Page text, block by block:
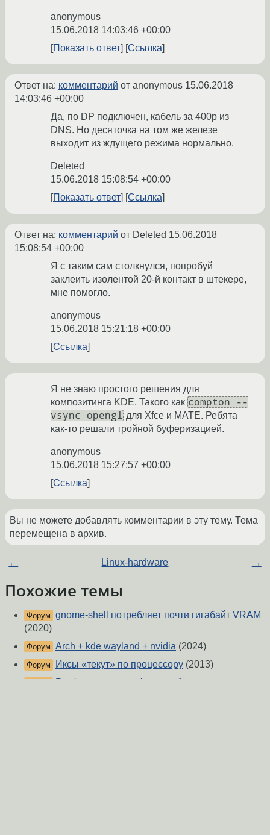
anonymous
15.06.2018 14:03:46 +00:00
Показать ответ
Ссылка
Ответ на: комментарий от anonymous 15.06.2018
14:03:46 +00:00
Да, по DP подключен, кабель за 400р из
DNS. Но десяточка на том же железе
выходит из ждущего режима нормально.
Deleted
15.06.2018 15:08:54 +00:00
Показать ответ
Ссылка
Ответ на: комментарий от Deleted 15.06.2018
15:08:54 +00:00
Я с таким сам столкнулся, попробуй
заклеить изолентой 20-й контакт в штекере,
мне помогло.
anonymous
15.06.2018 15:21:18 +00:00
Ссылка
Я не знаю простого решения для
композитинга KDE. Такого как compton --
vsync opengl для Xfce и MATE. Ребята
как-то решали тройной буферизацией.
anonymous
15.06.2018 15:27:57 +00:00
Ссылка
Вы не можете добавлять комментарии в эту тему. Тема
перемещена в архив.
← Linux-hardware →
Похожие темы
Форум gnome-shell потребляет почти гигабайт VRAM
(2020)
Форум Arch + kde wayland + nvidia (2024)
Форум Иксы «текут» по процессору (2013)
Графические артефакты в браузере